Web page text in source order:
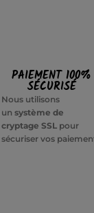
PAIEMENT 100%
SÉCURISÉ
Nous utilisons
un système de
cryptage SSLpour
sécuriser vos